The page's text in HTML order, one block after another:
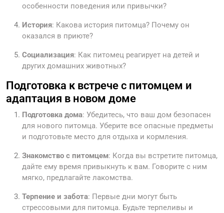
особенности поведения или привычки?
История: Какова история питомца? Почему он
оказался в приюте?
Социализация: Как питомец реагирует на детей и
других домашних животных?
Подготовка к встрече с питомцем и
адаптация в новом доме
Подготовка дома: Убедитесь, что ваш дом безопасен
для нового питомца. Уберите все опасные предметы
и подготовьте место для отдыха и кормления.
Знакомство с питомцем: Когда вы встретите питомца,
дайте ему время привыкнуть к вам. Говорите с ним
мягко, предлагайте лакомства.
Терпение и забота: Первые дни могут быть
стрессовыми для питомца. Будьте терпеливы и